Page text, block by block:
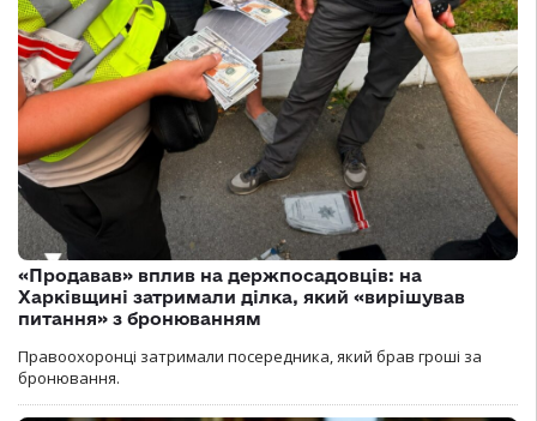
«Продавав» вплив на держпосадовців: на
Харківщині затримали ділка, який «вирішував
питання» з бронюванням
Правоохоронці затримали посередника, який брав гроші за
бронювання.